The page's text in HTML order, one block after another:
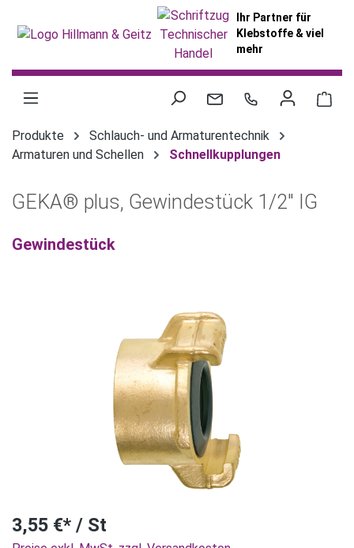
Ihr Partner für
Klebstoffe & viel
mehr
Produkte
Schlauch- und Armaturentechnik
Armaturen und Schellen
Schnellkupplungen
GEKA® plus, Gewindestück 1/2" IG
Gewindestück
3,55 €* / St